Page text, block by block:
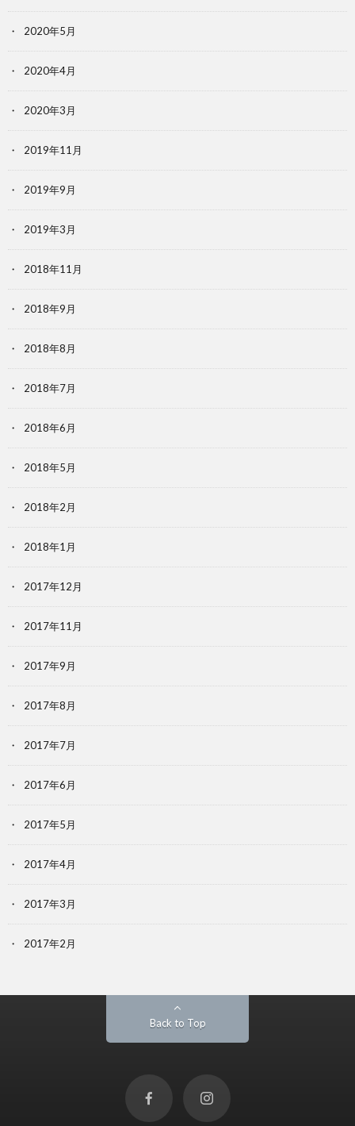
2020年5月
2020年4月
2020年3月
2019年11月
2019年9月
2019年3月
2018年11月
2018年9月
2018年8月
2018年7月
2018年6月
2018年5月
2018年2月
2018年1月
2017年12月
2017年11月
2017年9月
2017年8月
2017年7月
2017年6月
2017年5月
2017年4月
2017年3月
2017年2月
Back to Top